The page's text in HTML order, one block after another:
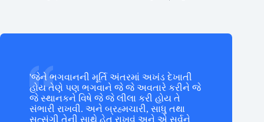
'જેને ભગવાનની મૂર્તિ અંતરમાં અખંડ દેખાતી
હોય તેણે પણ ભગવાને જે જે અવતારે કરીને જે
જે સ્થાનકને વિષે જે જે લીલા કરી હોય તે
સંભારી રાખવી. અને બ્રહ્મચારી, સાધુ તથા
સત્સંગી તેની સાથે હેત રાખવું અને એ સર્વને